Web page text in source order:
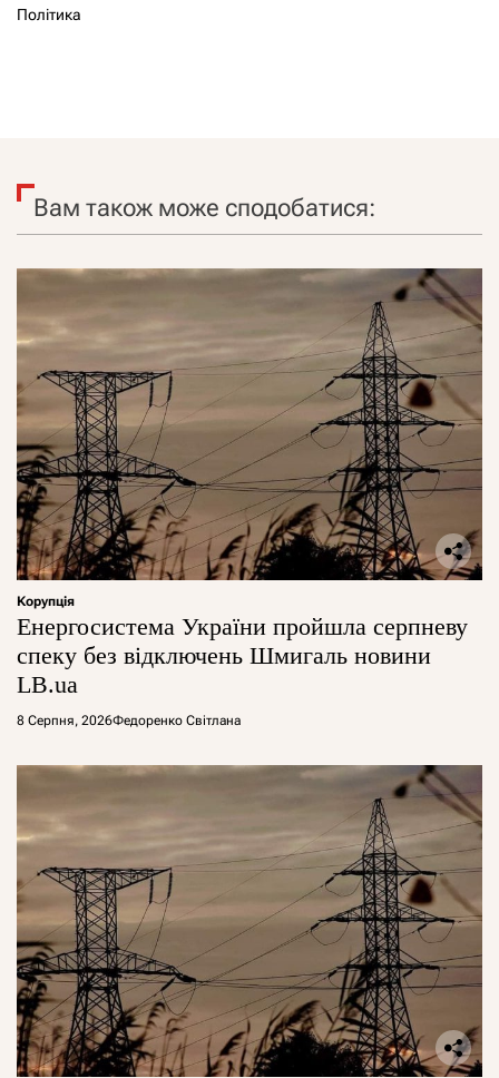
Політика
Вам також може сподобатися:
Корупція
Енергосистема України пройшла серпневу
спеку без відключень Шмигаль новини
LB.ua
8 Серпня, 2026Федоренко Світлана